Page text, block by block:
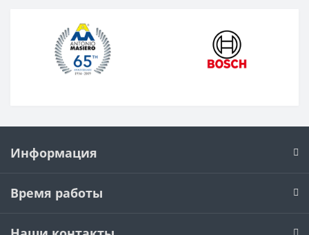
Информация
Время работы